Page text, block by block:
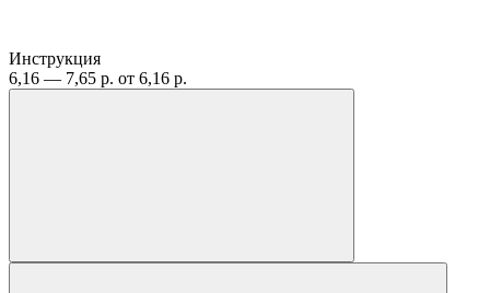
Инструкция
6,16 — 7,65 р. от 6,16 р.